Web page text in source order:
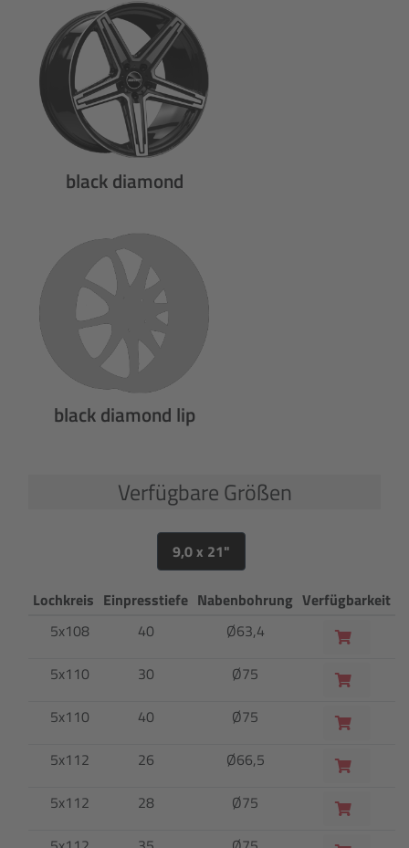
black diamond
black diamond lip
Verfügbare Größen
9,0 x 21"
Lochkreis Einpresstiefe Nabenbohrung Verfügbarkeit
5x108
40
Ø63,4
5x110
30
Ø75
5x110
40
Ø75
5x112
26
Ø66,5
5x112
28
Ø75